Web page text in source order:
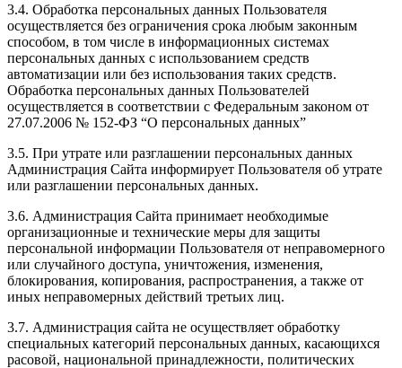
3.4. Обработка персональных данных Пользователя
осуществляется без ограничения срока любым законным
способом, в том числе в информационных системах
персональных данных с использованием средств
автоматизации или без использования таких средств.
Обработка персональных данных Пользователей
осуществляется в соответствии с Федеральным законом от
27.07.2006 № 152-ФЗ “О персональных данных”
3.5. При утрате или разглашении персональных данных
Администрация Сайта информирует Пользователя об утрате
или разглашении персональных данных.
3.6. Администрация Сайта принимает необходимые
организационные и технические меры для защиты
персональной информации Пользователя от неправомерного
или случайного доступа, уничтожения, изменения,
блокирования, копирования, распространения, а также от
иных неправомерных действий третьих лиц.
3.7. Администрация сайта не осуществляет обработку
специальных категорий персональных данных, касающихся
расовой, национальной принадлежности, политических